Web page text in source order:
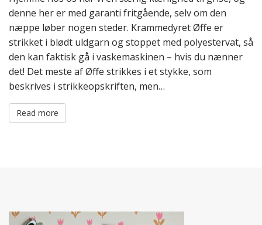
denne her er med garanti fritgående, selv om den
næppe løber nogen steder. Krammedyret Øffe er
strikket i blødt uldgarn og stoppet med polyestervat, så
den kan faktisk gå i vaskemaskinen – hvis du nænner
det! Det meste af Øffe strikkes i et stykke, som
beskrives i strikkeopskriften, men…
Read more